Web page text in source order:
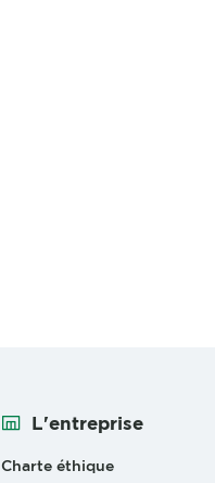
L'entreprise
Charte éthique